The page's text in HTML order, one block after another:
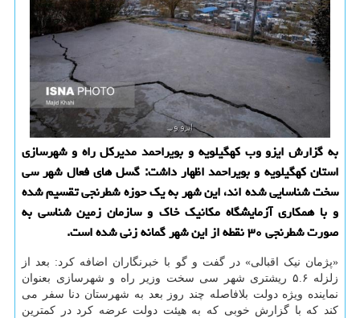
به گزارش ایزو وب کهگیلویه و بویراحمد مدیرکل راه و شهرسازی
استان کهگیلویه و بویراحمد اظهار داشت: گسل های فعال شهر سی
سخت شناسایی شده اند، این شهر به یک حوزه شطرنجی تقسیم شده
و با همکاری آزمایشگاه مکانیک خاک و سازمان زمین شناسی به
صورت شطرنجی ۳۰ نقطه از این شهر گمانه زنی شده است.
«پژمان نیک اقبالی» در گفت و گو با خبرنگاران اضافه کرد: بعد از
زلزله ۵.۶ ریشتری شهر سی سخت وزیر راه و شهرسازی بعنوان
نماینده ویژه دولت بلافاصله چند روز بعد به شهرستان دنا سفر می
کند که با گزارش خوبی که به هیئت دولت عرضه کرد در کمترین